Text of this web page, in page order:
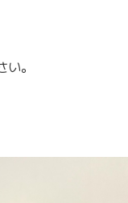
。